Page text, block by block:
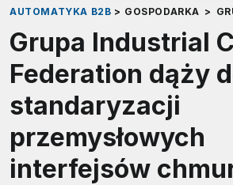
AUTOMATYKA B2B > GOSPODARKA >
Grupa Industrial
Federation dąży
standaryzacji
przemysłowych
interfejsów